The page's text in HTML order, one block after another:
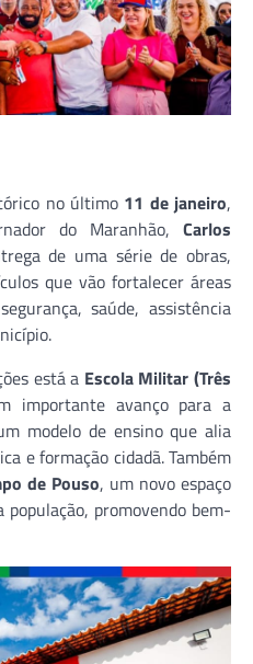
no último 11 de janeiro,
do Maranhão, Carlos
de uma série de obras,
que vão fortalecer áreas
saúde, assistência
está a Escola Militar (Três
importante avanço para a
modelo de ensino que alia
e formação cidadã. Também
de Pouso, um novo espaço
promovendo bem-